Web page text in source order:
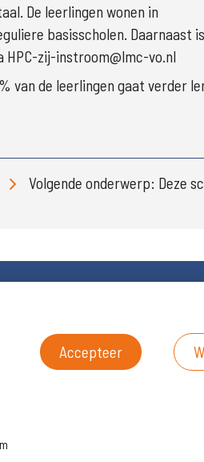
Accepteer
De leerlingen wonen in
basisscholen. Daarnaast
HPC-zij-instroom@lmc-vo.nl
van de leerlingen gaat verder
Volgende onderwerp: Deze
Naar
scholenopdekaart.nl